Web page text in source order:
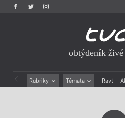
obtýdeník
Rubriky Témata Ravt